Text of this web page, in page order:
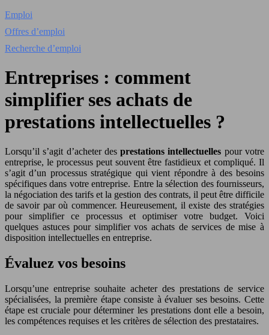
Emploi
Offres d’emploi
Recherche d’emploi
Entreprises : comment
simplifier ses achats de
prestations intellectuelles ?
Lorsqu’il s’agit d’acheter desprestations intellectuelles pour votre
entreprise, le processus peut souvent être fastidieux et compliqué. Il
s’agit d’un processus stratégique qui vient répondre à des besoins
spécifiques dans votre entreprise. Entre la sélection des fournisseurs,
la négociation des tarifs et la gestion des contrats, il peut être difficile
de savoir par où commencer. Heureusement, il existe des stratégies
pour simplifier ce processus et optimiser votre budget. Voici
quelques astuces pour simplifier vos achats de services de mise à
disposition intellectuelles en entreprise.
Évaluez vos besoins
Lorsqu’une entreprise souhaite acheter des prestations de service
spécialisées, la première étape consiste à évaluer ses besoins. Cette
étape est cruciale pour déterminer les prestations dont elle a besoin,
les compétences requises et les critères de sélection des prestataires.